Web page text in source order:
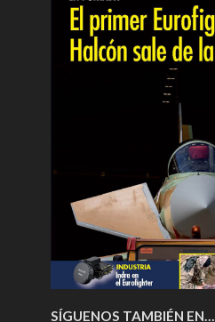
SÍGUENOS TAMBIÉN EN…